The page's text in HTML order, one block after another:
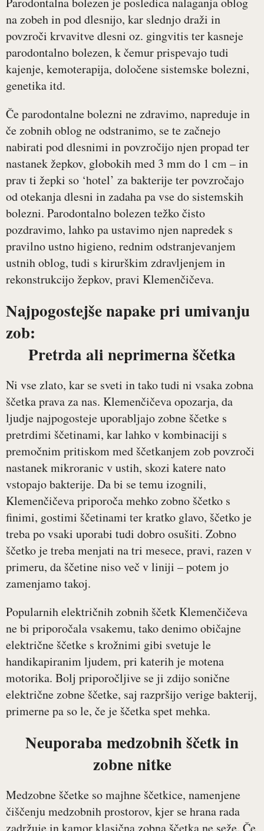
na zobeh in pod dlesnijo, kar slednjo draži in
povzroči krvavitve dlesni oz. gingvitis ter kasneje
parodontalno bolezen, k čemur prispevajo tudi
kajenje, kemoterapija, določene sistemske bolezni,
genetika itd.
Če parodontalne bolezni ne zdravimo, napreduje in
če zobnih oblog ne odstranimo, se te začnejo
nabirati pod dlesnimi in povzročijo njen propad ter
nastanek žepkov, globokih med 3 mm do 1 cm – in
prav ti žepki so ‘hotel’ za bakterije ter povzročajo
od otekanja dlesni in zadaha pa vse do sistemskih
bolezni. Parodontalno bolezen težko čisto
pozdravimo, lahko pa ustavimo njen napredek s
pravilno ustno higieno, rednim odstranjevanjem
ustnih oblog, tudi s kirurškim zdravljenjem in
rekonstrukcijo žepkov, pravi Klemenčičeva.
Najpogostejše napake pri umivanju
zob:
Pretrda ali neprimerna ščetka
Ni vse zlato, kar se sveti in tako tudi ni vsaka zobna
ščetka prava za nas. Klemenčičeva opozarja, da
ljudje najpogosteje uporabljajo zobne ščetke s
pretrdimi ščetinami, kar lahko v kombinaciji s
premočnim pritiskom med ščetkanjem zob povzroči
nastanek mikroranic v ustih, skozi katere nato
vstopajo bakterije. Da bi se temu izognili,
Klemenčičeva priporoča mehko zobno ščetko s
finimi, gostimi ščetinami ter kratko glavo, ščetko je
treba po vsaki uporabi tudi dobro osušiti. Zobno
ščetko je treba menjati na tri mesece, pravi, razen v
primeru, da ščetine niso več v liniji – potem jo
zamenjamo takoj.
Popularnih električnih zobnih ščetk Klemenčičeva
ne bi priporočala vsakemu, tako denimo običajne
električne ščetke s krožnimi gibi svetuje le
handikapiranim ljudem, pri katerih je motena
motorika. Bolj priporočljive se ji zdijo sonične
električne zobne ščetke, saj razpršijo verige bakterij,
primerne pa so le, če je ščetka spet mehka.
Neuporaba medzobnih ščetk in
zobne nitke
Medzobne ščetke so majhne ščetkice, namenjene
čiščenju medzobnih prostorov, kjer se hrana rada
zadržuje in kamor klasična zobna ščetka ne seže. Če